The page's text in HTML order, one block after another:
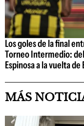
Los goles de la final
Torneo Intermedio:
Espinosa a la vuelta
MÁS